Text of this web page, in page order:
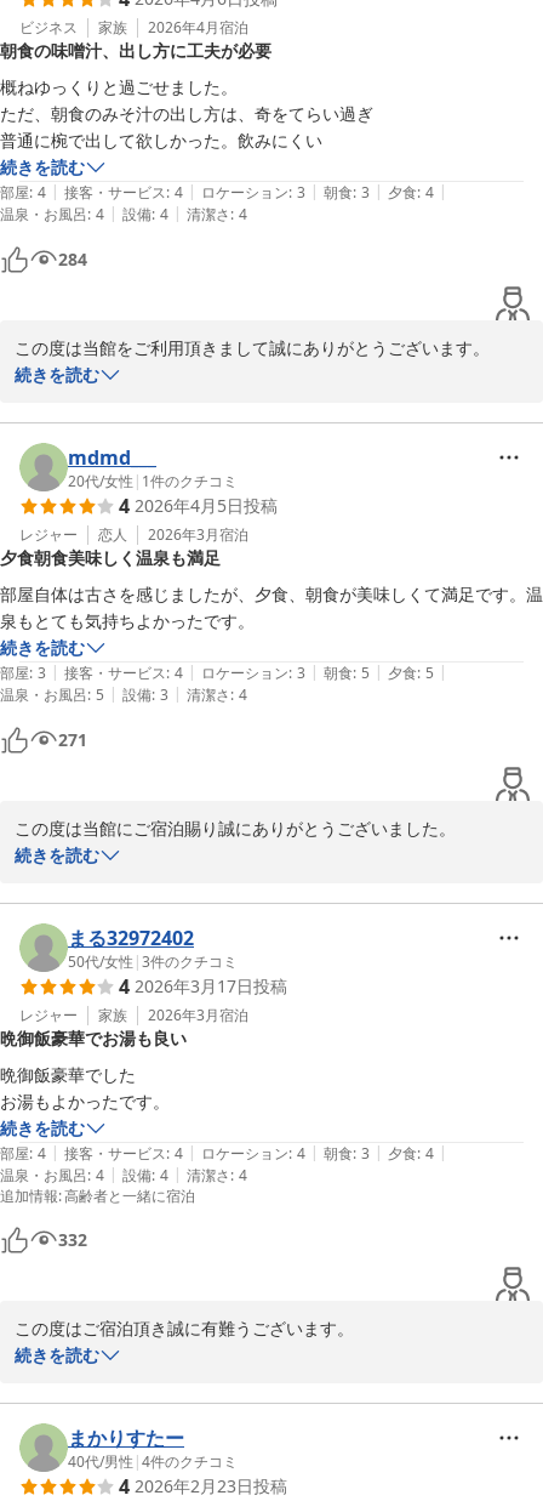
ります。
皆様のまたのお帰りを心よりお待ち申し上げております。
ゆとりろ別府　宗像
別府温泉 和モダン湯宿 ゆとりろ別府
2026-04-10
ビジネス 家族 2026年4月宿泊
朝食の味噌汁、出し方に工夫が必要
概ねゆっくりと過ごせました。
ただ、朝食のみそ汁の出し方は、奇をてらい過ぎ
続きを読む
部屋: 4 | 接客・サービス: 4 | ロケーション: 3 | 朝食: 3 | 夕食: 4 |
温泉・お風呂: 4 | 設備: 4 | 清潔さ: 4
284
この度は当館をご利用頂きまして誠にありがとうございます。
また、その際のご感想をお寄せ頂き、心より感謝いたします。
過ごし頂けます様、居心地の良い空間づくりに励んで参りたいと思
います。
今回頂戴しましたご意見をもとに、より良いサービスの向上を目指
し精進して参ります。
また機会がございましたらご検討して頂けると幸いでございます。
ゆとりろ別府　宗像
別府温泉 和モダン湯宿 ゆとりろ別府
2026-04-10
続きを読む
mdmd___
20代/女性 | 1件のクチコミ
4 2026年4月5日投稿
レジャー 恋人 2026年3月宿泊
夕食朝食美味しく温泉も満足
部屋自体は古さを感じましたが、夕食、朝食が美味しくて満足です。温
泉もとても気持ちよかったです。
続きを読む
部屋: 3 | 接客・サービス: 4 | ロケーション: 3 | 朝食: 5 | 夕食: 5 |
温泉・お風呂: 5 | 設備: 3 | 清潔さ: 4
271
この度は当館にご宿泊賜り誠にありがとうございました。
身に余るお言葉を頂きまして恐縮でございます。
りでございます。
今後も常にお客様視点で確認し、次回も満足して頂くようにサービ
ス強化させて頂きます。
次回ご来館頂けた際には更なるおもてなしをご提供できますよう精
進して参ります。
またお目にかかれます日を楽しみにしております。
ゆとりろ別府　宗像
別府温泉 和モダン湯宿 ゆとりろ別府
2026-04-10
続きを読む
まる32972402
50代/女性 |3件のクチコミ
4 2026年3月17日投稿
レジャー 家族 2026年3月宿泊
晩御飯豪華でお湯も良い
晩御飯豪華でした
お湯もよかったです。
続きを読む
部屋: 4 | 接客・サービス: 4 | ロケーション: 4 | 朝食: 3 | 夕食: 4 |
温泉・お風呂: 4 | 設備: 4 | 清潔さ: 4
追加情報:高齢者と一緒に宿泊
332
この度はご宿泊頂き誠に有難うございます。
今後もお客様を飽きさせないようなイベント、感動させるような接
また機会がございましたら、再度当館をご利用頂けましたら幸いで
ございます。
従業員一同、お待ち申し上げております。
ゆとりろ別府　伊東
続きを読む
まかりすたー
40代/男性 |4件のクチコミ
4 2026年2月23日投稿